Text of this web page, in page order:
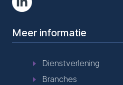
Meer informatie
Dienstverlening
Branches